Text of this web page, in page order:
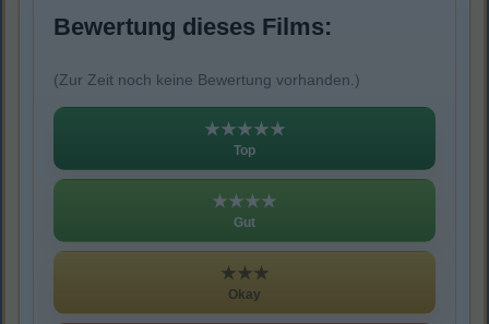
Bewertung dieses Films:
(Zur Zeit noch keine Bewertung vorhanden.)
★★★★★
Top
★★★★
Gut
★★★
Okay